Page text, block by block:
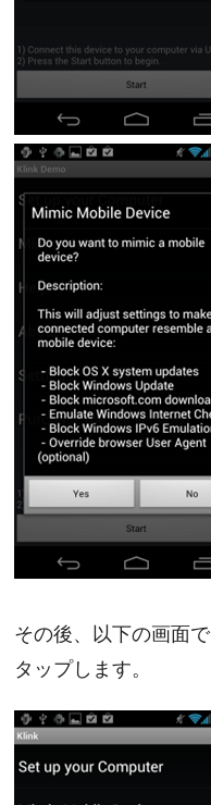
その後、以下の画面
タップします。